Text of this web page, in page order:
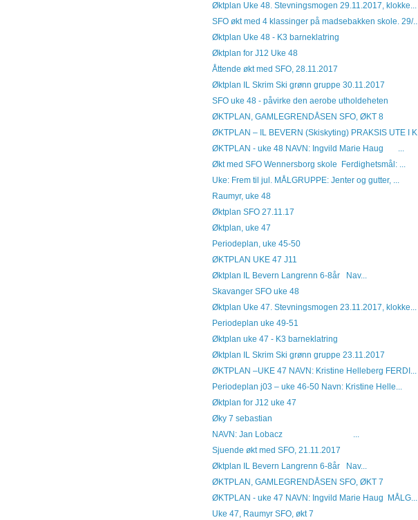
Øktplan Uke 48. Stevningsmogen 29.11.2017, klokke...
SFO økt med 4 klassinger på madsebakken skole. 29/
Øktplan Uke 48 - K3 barneklatring
Øktplan for J12 Uke 48
Åttende økt med SFO, 28.11.2017
Øktplan IL Skrim Ski grønn gruppe 30.11.2017
SFO uke 48 - påvirke den aerobe utholdeheten
ØKTPLAN, GAMLEGRENDÅSEN SFO, ØKT 8
ØKTPLAN – IL BEVERN (Skiskyting) PRAKSIS UTE I
ØKTPLAN - uke 48 NAVN: Ingvild Marie Haug ...
Økt med SFO Wennersborg skole Ferdighetsmål: ...
Uke: Frem til jul. MÅLGRUPPE: Jenter og gutter, ...
Raumyr, uke 48
Øktplan SFO 27.11.17
Øktplan, uke 47
Periodeplan, uke 45-50
ØKTPLAN UKE 47 J11
Øktplan IL Bevern Langrenn 6-8år Nav...
Skavanger SFO uke 48
Øktplan Uke 47. Stevningsmogen 23.11.2017, klokke...
Periodeplan uke 49-51
Øktplan uke 47 - K3 barneklatring
Øktplan IL Skrim Ski grønn gruppe 23.11.2017
ØKTPLAN –UKE 47 NAVN: Kristine Helleberg FERDI...
Periodeplan j03 – uke 46-50 Navn: Kristine Helle...
Øktplan for J12 uke 47
Øky 7 sebastian
NAVN: Jan Lobacz ...
Sjuende økt med SFO, 21.11.2017
Øktplan IL Bevern Langrenn 6-8år Nav...
ØKTPLAN, GAMLEGRENDÅSEN SFO, ØKT 7
ØKTPLAN - uke 47 NAVN: Ingvild Marie Haug MÅLG...
Uke 47, Raumyr SFO, økt 7